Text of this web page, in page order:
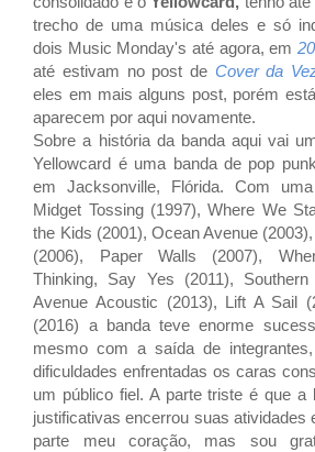
trecho de uma música deles e só
dois Music Monday's até agora, em
até estivam no post de Cover da
eles em mais alguns post, porém
aparecem por aqui novamente.
Sobre a história da banda aqui vai
Yellowcard é uma banda de pop
em Jacksonville, Flórida. Com
Midget Tossing (1997),Where We
the Kids (2001), Ocean Avenue (2003),
(2006), Paper Walls (2007),
Thinking, Say Yes (2011),
Avenue Acoustic (2013), Lift A Sail
(2016) a banda teve enorme
mesmo com a saída de
dificuldades enfrentadas os caras
um público fiel. A parte triste é que
justificativasencerrou suas atividades
parte meu coração, mas sou